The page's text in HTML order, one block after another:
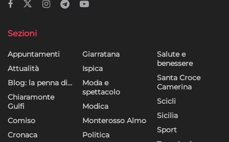
Sezioni
Appuntamenti
Attualità
Blog: la penna di…
Chiaramonte
Gulfi
Comiso
Cronaca
Giarratana
Ispica
Moda e
spettacolo
Modica
Monterosso Almo
Politica
Salute e
benessere
Santa Croce
Camerina
Scicli
Sicilia
Sport